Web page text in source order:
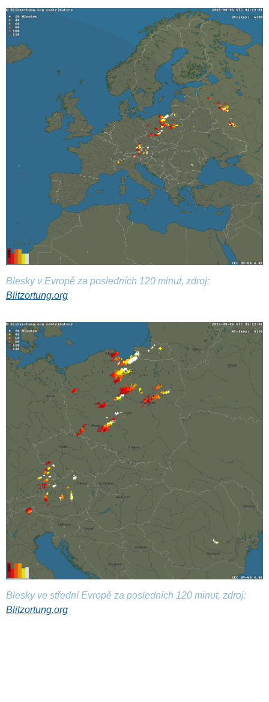
Blesky v Evropě za posledních 120 minut, zdroj:
Blitzortung.org
Blesky ve střední Evropě za posledních 120 minut, zdroj:
Blitzortung.org